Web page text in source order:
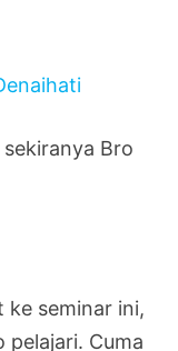
Bro
ke seminar ini,
pelajari. Cuma